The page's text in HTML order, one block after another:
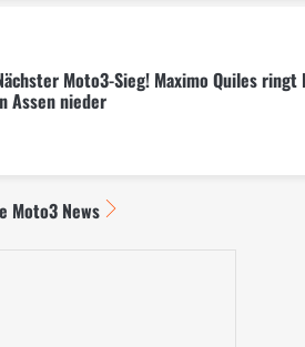
Moto3-Sieg! Maximo Quiles ringt
Assen nieder
Moto3 News